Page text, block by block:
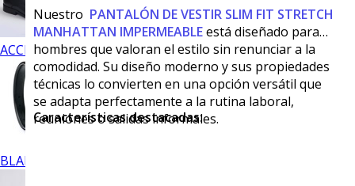
ACCESORIOS
BLANCOS
Nuestro PANTALÓN DE VESTIR SLIM FIT STRETCH
MANHATTAN IMPERMEABLEestá diseñado para
hombres que valoran el estilo sin renunciar a la
comodidad. Su diseño moderno y sus propiedades
técnicas lo convierten en una opción versátil que
se adapta perfectamente a la rutina laboral,
reuniones o salidas informales.
Características destacadas: